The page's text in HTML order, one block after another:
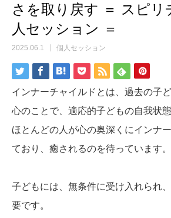
さを取り戻す ＝ スピリ
人セッション ＝
2025.06.1 個人セッション
インナーチャイルドとは、過去の子
心のことで、適応的子どもの自我状態
ほとんどの人が心の奥深くにインナ
ており、癒されるのを待っています。
子どもには、無条件に受け入れられ
要です。